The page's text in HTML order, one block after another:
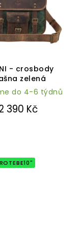
- crosbody
zelená
produktu
je
5,0
5
do 4-6 týdnů
390 Kč